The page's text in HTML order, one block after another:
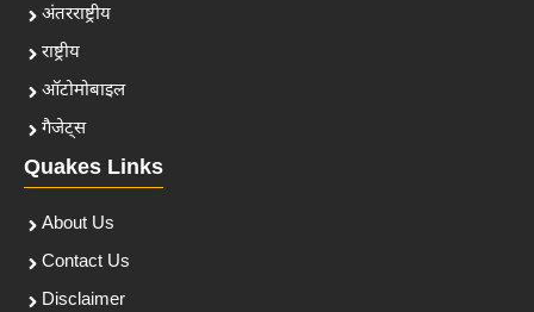
अंतरराष्ट्रीय
राष्ट्रीय
ऑटोमोबाइल
गैजेट्स
Quakes Links
About Us
Contact Us
Disclaimer